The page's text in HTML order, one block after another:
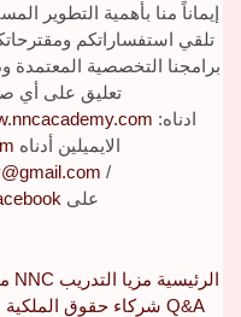
إيماناً منا بأهمية التطوير
تلقي استفساراتكم
برامجنا التخصصية المعتمدة
تعليق على أي
ادناه:
الايميلين أدناه
/
على
الرئيسية
NNC مزيا التدريب
حقوق الملكية شركاء Q&A